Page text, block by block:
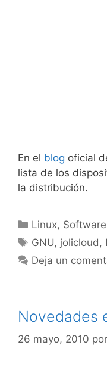
En el blog oficial
lista de los
la distribución.
Categorías
Linux,
Etiquetas
GNU, jolicloud ,
Deja un
Novedades
26 mayo, 2010 por